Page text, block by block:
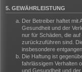
5. GEWÄHRLEISTUNG
Der Betreiber haftet mit
Gesundheit und der
nur für Schäden, die
zurückzuführen sind.
insbesondere
Die Haftung ist
fahrlässigem Verhalten
und Gesundheit und